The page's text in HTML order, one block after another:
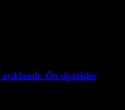
Ön siparişler